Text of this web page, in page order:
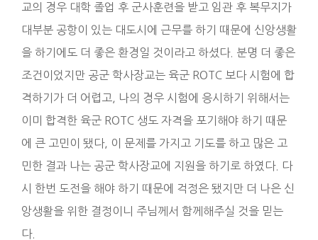
교의 경우 대학 졸업 후 군사훈련을 받고 임관 후 복무지가
대부분 공항이 있는 대도시에 근무를 하기 때문에 신앙생활
을 하기에도 더 좋은 환경일 것이라고 하셨다. 분명 더 좋은
조건이었지만 공군 학사장교는 육군 ROTC 보다 시험에 합
격하기가 더 어렵고, 나의 경우 시험에 응시하기 위해서는
이미 합격한 육군 ROTC 생도 자격을 포기해야 하기 때문
에 큰 고민이 됐다, 이 문제를 가지고 기도를 하고 많은 고
민한 결과 나는 공군 학사장교에 지원을 하기로 하였다. 다
시 한번 도전을 해야 하기 때문에 걱정은 됐지만 더 나은 신
앙생활을 위한 결정이니 주님께서 함께해주실 것을 믿는
다.